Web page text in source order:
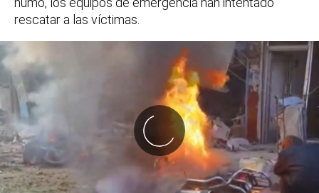
rescatar a las víctimas.